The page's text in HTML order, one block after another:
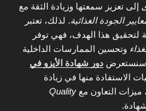
إلى تعزيز سمعتها وزيادة الثقة مع
الجودة الغذائية. لذلك، تعتبر
لتحقيق هذا الهدف، فهي توفر
وتحسين الممارسات الداخلية
سنستعرض دور شهادة الأيزو في
الاستفادة منها في زيادة
ميزات التعاون مع Quality